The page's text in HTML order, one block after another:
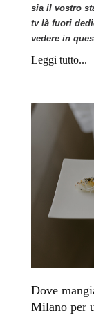
sia il vostro
tv là fuori
vedere in
Leggi tutto...
Dove
Milano per